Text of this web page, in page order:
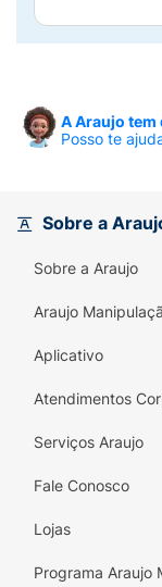
A Araujo tem
Posso te
Sobre a
Sobre a Araujo
Araujo
Aplicativo
Atendimentos
Serviços Araujo
Fale Conosco
Lojas
Programa Araujo